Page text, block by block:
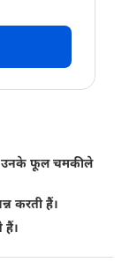
उनके फूल चमकीले
करती हैं।
हैं।